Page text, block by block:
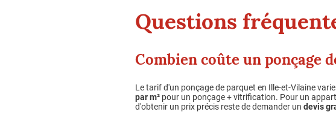
Questions
Combien coûte un ponçage
Le tarif d'un ponçage de parquet en Ille-et-Vilaine
par m² pour un ponçage + vitrification. Pour un
d'obtenir un prix précis reste de demander un devis